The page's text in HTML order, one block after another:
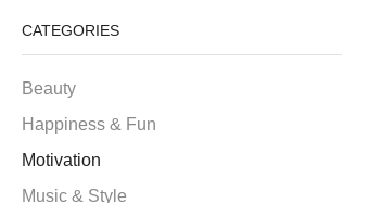
CATEGORIES
Beauty
Happiness & Fun
Motivation
Music & Style